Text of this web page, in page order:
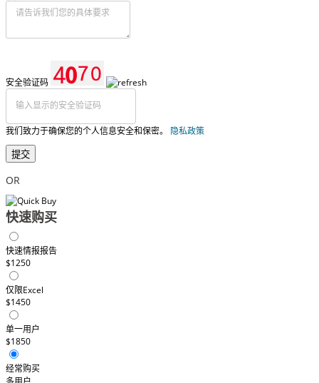
安全验证码
我们致力于确保您的个人信息安全和保密。 隐私政策
提交
OR
快速购买
快速情报报告
$1250
仅限Excel
$1450
单一用户
$1850
经常购买